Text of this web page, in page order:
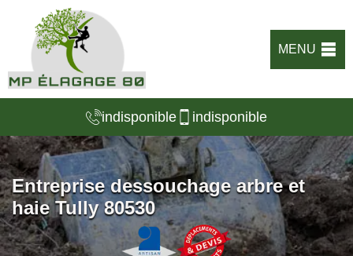
MENU
indisponible indisponible
Entreprise dessouchage arbre et
haie Tully 80530